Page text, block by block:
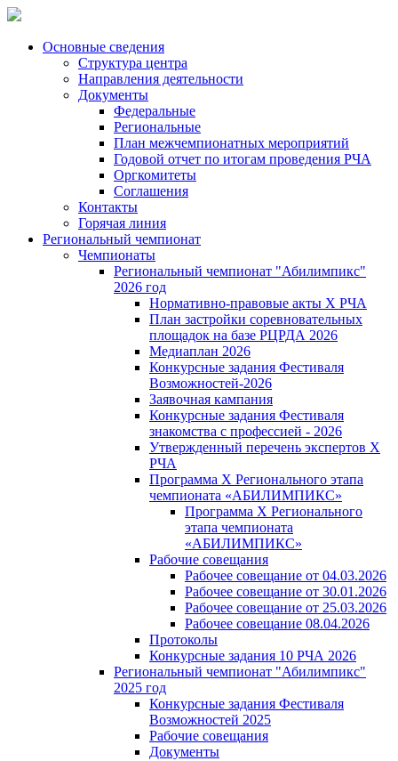
Основные сведения
Структура центра
Направления деятельности
Документы
Федеральные
Региональные
План межчемпионатных мероприятий
Годовой отчет по итогам проведения РЧА
Оргкомитеты
Соглашения
Контакты
Горячая линия
Региональный чемпионат
Чемпионаты
Региональный чемпионат "Абилимпикс"
2026 год
Нормативно-правовые акты Х РЧА
План застройки соревновательных
площадок на базе РЦРДА 2026
Медиаплан 2026
Конкурсные задания Фестиваля
Возможностей-2026
Заявочная кампания
Конкурсные задания Фестиваля
знакомства с профессией - 2026
Утвержденный перечень экспертов X
РЧА
Программа X Регионального этапа
чемпионата «АБИЛИМПИКС»
Программа X Регионального
этапа чемпионата
«АБИЛИМПИКС»
Рабочие совещания
Рабочее совещание от 04.03.2026
Рабочее совещание от 30.01.2026
Рабочее совещание от 25.03.2026
Рабочее совещание 08.04.2026
Протоколы
Конкурсные задания 10 РЧА 2026
Региональный чемпионат "Абилимпикс"
2025 год
Конкурсные задания Фестиваля
Возможностей 2025
Рабочие совещания
Документы